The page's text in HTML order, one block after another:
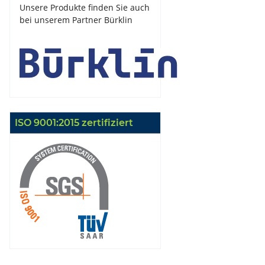
Unsere Produkte finden Sie auch
bei unserem Partner Bürklin
ISO 9001:2015 zertifiziert